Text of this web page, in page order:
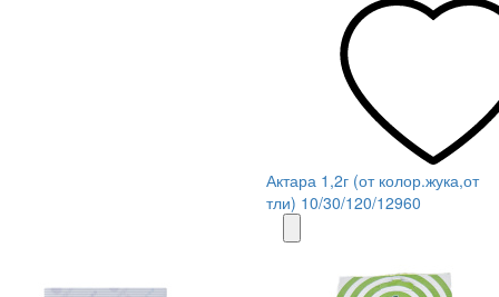
Актара 1,2г (от колор.жука,от
тли) 10/30/120/12960